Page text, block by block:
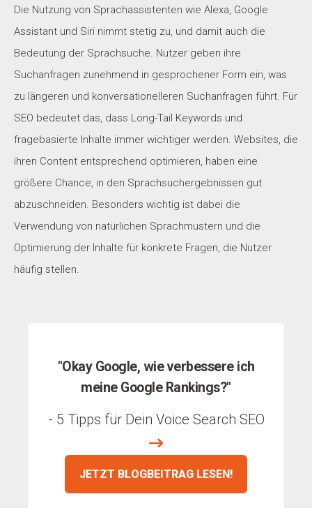
Die Nutzung von Sprachassistenten wie Alexa, Google
Assistant und Siri nimmt stetig zu, und damit auch die
Bedeutung der Sprachsuche. Nutzer geben ihre
Suchanfragen zunehmend in gesprochener Form ein, was
zu längeren und konversationelleren Suchanfragen führt. Für
SEO bedeutet das, dass Long-Tail Keywords und
fragebasierte Inhalte immer wichtiger werden. Websites, die
ihren Content entsprechend optimieren, haben eine
größere Chance, in den Sprachsuchergebnissen gut
abzuschneiden. Besonders wichtig ist dabei die
Verwendung von natürlichen Sprachmustern und die
Optimierung der Inhalte für konkrete Fragen, die Nutzer
häufig stellen.
"Okay Google, wie verbessere ich
meine Google Rankings?"
- 5 Tipps für Dein Voice Search SEO
JETZT BLOGBEITRAG LESEN!